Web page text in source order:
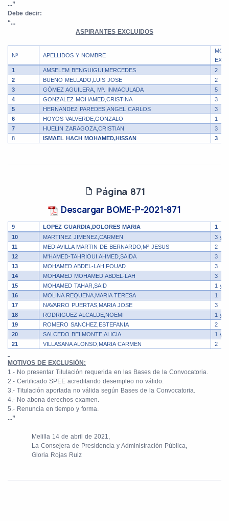
...”
Debe decir:
“...
ASPIRANTES EXCLUIDOS
Nº APELLIDOS Y NOMBRE
1
AMSELEM BENGUIGUI,MERCEDES
2
2
BUENO MELLADO,LUIS JOSE
2
3
GÓMEZ AGUILERA, Mª. INMACULADA
5
4
GONZALEZ MOHAMED,CRISTINA
3
5
HERNANDEZ PAREDES,ANGEL CARLOS
3
6
HOYOS VALVERDE,GONZALO
1
7
HUELIN ZARAGOZA,CRISTIAN
3
8
ISMAEL HACH MOHAMED,HISSAN 3
Página 871
Descargar BOME-P-2021-871
9 LOPEZ GUARDIA,DOLORES MARIA
1
10
MARTINEZ JIMENEZ,CARMEN
3 y 4
11
MEDIAVILLA MARTIN DE BERNARDO,Mª JESUS
2
12
M'HAMED-TAHRIOUI AHMED,SAIDA
3
13
MOHAMED ABDEL-LAH,FOUAD
3
14
MOHAMED MOHAMED,ABDEL-LAH
3
15
MOHAMED TAHAR,SAID
1 y 4
16
MOLINA REQUENA,MARIA TERESA
1
17
NAVARRO PUERTAS,MARIA JOSE
3
18
RODRIGUEZ ALCALDE,NOEMI
1 y 4
19
ROMERO SANCHEZ,ESTEFANIA
2
20
SALCEDO BELMONTE,ALICIA
1 y 4
21
VILLASANA ALONSO,MARIA CARMEN 2
MOTIVOS DE EXCLUSIÓN:
1.- No presentar Titulación requerida en las Bases de la Convocatoria.
2.- Certificado SPEE acreditando desempleo no válido.
3.- Titulación aportada no válida según Bases de la Convocatoria.
4.- No abona derechos examen.
5.- Renuncia en tiempo y forma.
...”
Melilla 14 de abril de 2021,
La Consejera de Presidencia y Administración Pública,
Gloria Rojas Ruiz